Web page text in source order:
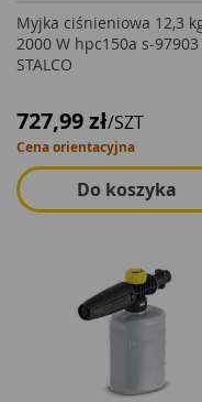
Myjka ciśnieniowa 12,3
2000 W hpc150a s-97903
STALCO
727,99 zł/SZT
Cena orientacyjna
Do koszyka